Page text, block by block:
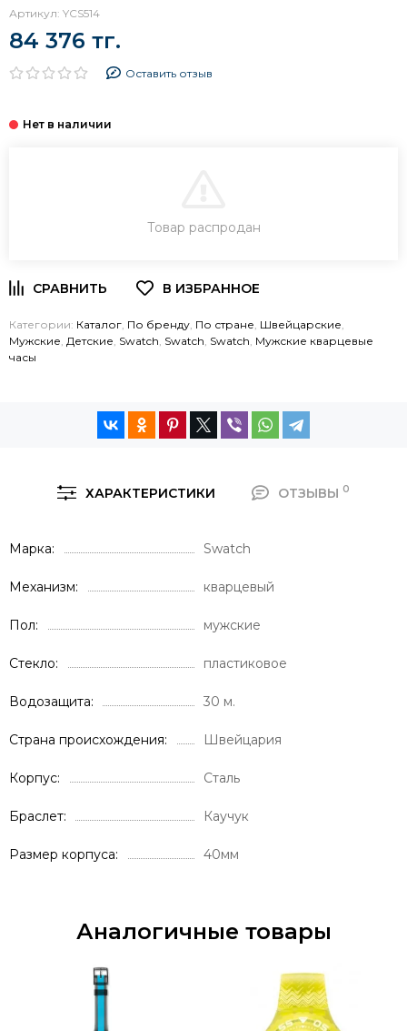
Артикул: YCS514
84 376 тг.
Оставить отзыв
ЗАКАЗ В ОДИН КЛИК
Товар распродан
Категории: Каталог По бренду По стране Швейцарские
Мужские Детские Swatch Swatch Swatch Мужские кварцевые
часы
ХАРАКТЕРИСТИКИ ОТЗЫВЫ 0
Марка Swatch
Механизм кварцевый
Пол мужские
Стекло пластиковое
Водозащита 30 м.
Страна происхождения Швейцария
Корпус Сталь
Браслет Каучук
Размер корпуса 40мм
Аналогичные товары